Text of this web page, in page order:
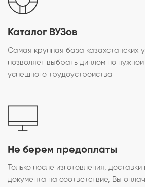
Каталог ВУЗов
Самая крупная база казахстанских
позволяет выбрать диплом по
успешного трудоустройства
Не берем предоплаты
Только после изготовления,
документа на соответствие, Вы